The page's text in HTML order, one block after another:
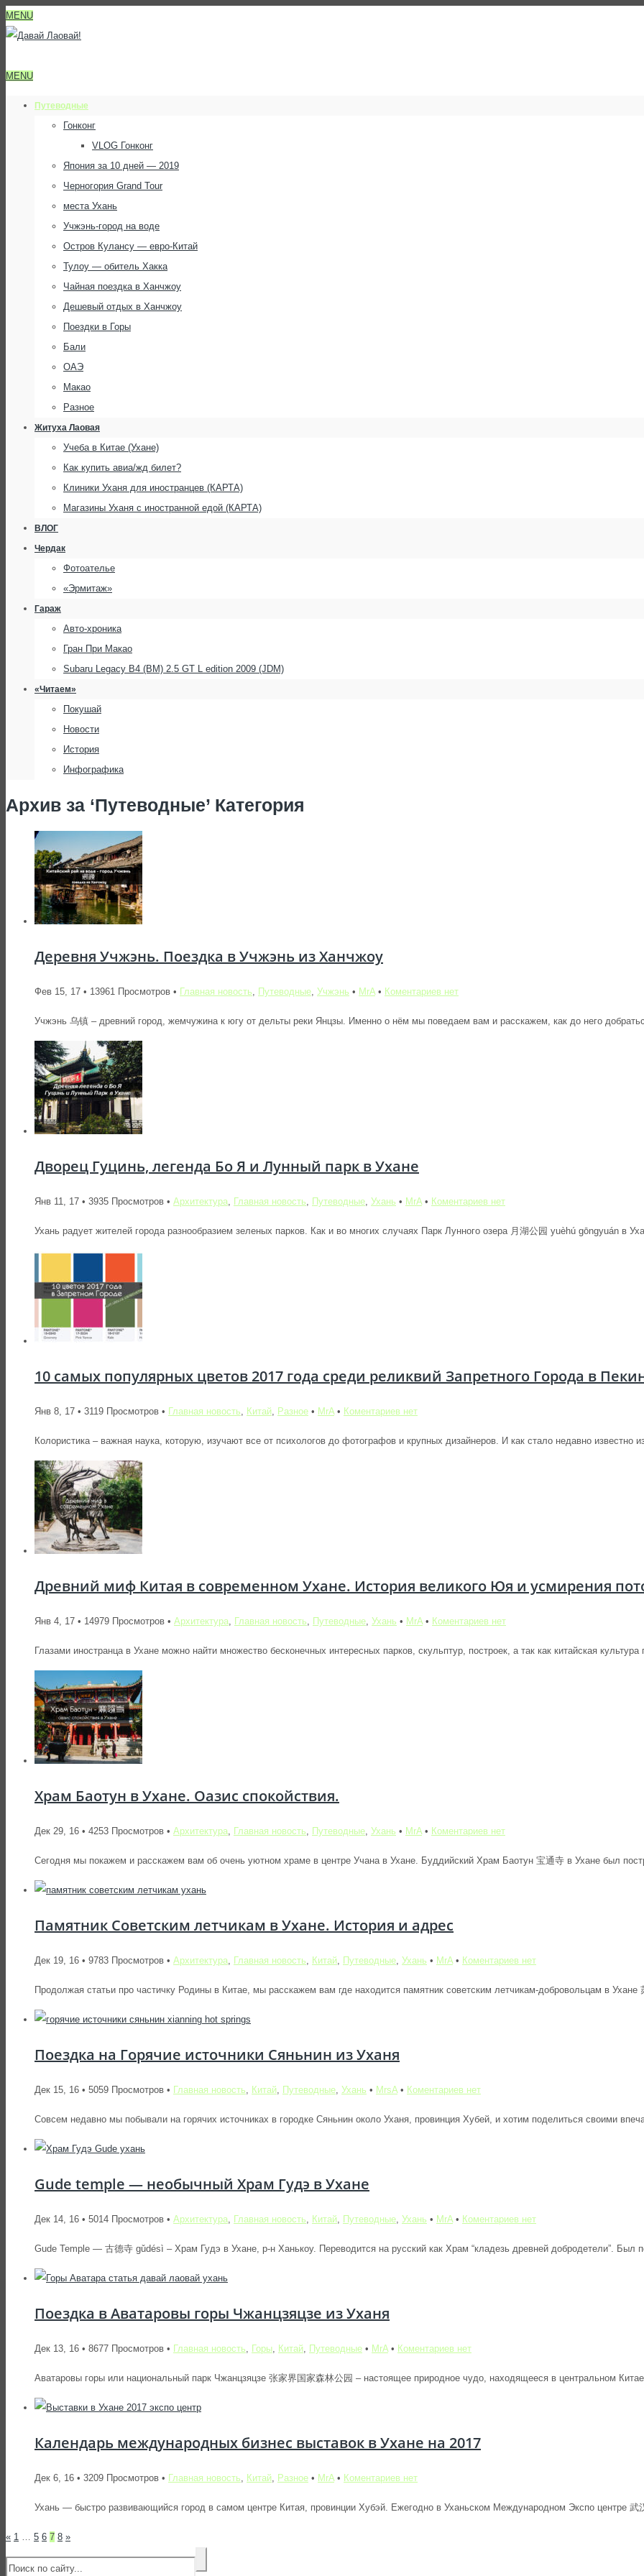
MENU
MENU
Путеводные
Гонконг
VLOG Гонконг
Япония за 10 дней — 2019
Черногория Grand Tour
места Ухань
Учжэнь-город на воде
Остров Кулансу — евро-Китай
Тулоу — обитель Хакка
Чайная поездка в Ханчжоу
Дешевый отдых в Ханчжоу
Поездки в Горы
Бали
ОАЭ
Макао
Разное
Житуха Лаовая
Учеба в Китае (Ухане)
Как купить авиа/жд билет?
Клиники Уханя для иностранцев (КАРТА)
Магазины Уханя с иностранной едой (КАРТА)
ВЛОГ
Чердак
Фотоателье
«Эрмитаж»
Гараж
Авто-хроника
Гран При Макао
Subaru Legacy B4 (BM) 2.5 GT L edition 2009 (JDM)
«Читаем»
Покушай
Новости
История
Инфографика
Архив за ‘Путеводные’ Категория
Деревня Учжэнь. Поездка в Учжэнь из Ханчжоу
Фев 15, 17 • 13961 Просмотров • Главная новость Путеводные Учжэнь • MrA • Коментариев нет
Учжэнь 乌镇 – древний город, жемчужина к югу от дельты реки Янцзы. Именно о нём мы поведаем вам и расскажем, как до него
Дворец Гуцинь, легенда Бо Я и Лунный парк в Ухане
Янв 11, 17 • 3935 Просмотров • Архитектура Главная новость Путеводные Ухань • MrA • Коментариев нет
Ухань радует жителей города разнообразием зеленых парков. Как и во многих случаях Парк Лунного озера 月湖公园 yuèhú gōngyuán в
10 самых популярных цветов 2017 года среди реликвий Запретного Города в
Янв 8, 17 • 3119 Просмотров • Главная новость Китай Разное • MrA • Коментариев нет
Колористика – важная наука, которую, изучают все от психологов до фотографов и крупных дизайнеров. И как стало недавно известно
Древний миф Китая в современном Ухане. История великого Юя и усмирения
Янв 4, 17 • 14979 Просмотров • Архитектура Главная новость Путеводные Ухань • MrA • Коментариев нет
Глазами иностранца в Ухане можно найти множество бесконечных интересных парков, скульптур, построек, а так как китайская культура
Храм Баотун в Ухане. Оазис спокойствия.
Дек 29, 16 • 4253 Просмотров • Архитектура Главная новость Путеводные Ухань • MrA • Коментариев нет
Сегодня мы покажем и расскажем вам об очень уютном храме в центре Учана в Ухане. Буддийский Храм Баотун 宝通寺 в Ухане был
Памятник Советским летчикам в Ухане. История и адрес
Дек 19, 16 • 9783 Просмотров • Архитектура Главная новость Китай Путеводные Ухань • MrA • Коментариев нет
Продолжая статьи про частичку Родины в Китае, мы расскажем вам где находится памятник советским летчикам-добровольцам в Ухане
Поездка на Горячие источники Сяньнин из Уханя
Дек 15, 16 • 5059 Просмотров • Главная новость Китай Путеводные Ухань • MrsA • Коментариев нет
Совсем недавно мы побывали на горячих источниках в городке Сяньнин около Уханя, провинция Хубей, и хотим поделиться своими
Gude temple — необычный Храм Гудэ в Ухане
Дек 14, 16 • 5014 Просмотров • Архитектура Главная новость Китай Путеводные Ухань • MrA • Коментариев нет
Gude Temple — 古德寺 gǔdésì – Храм Гудэ в Ухане, р-н Ханькоу. Переводится на русский как Храм “кладезь древней добродетели”. Был
Поездка в Аватаровы горы Чжанцзяцзе из Уханя
Дек 13, 16 • 8677 Просмотров • Главная новость Горы Китай Путеводные • MrA • Коментариев нет
Аватаровы горы или национальный парк Чжанцзяцзе 张家界国家森林公园 – настоящее природное чудо, находящееся в центральном Китае
Календарь международных бизнес выставок в Ухане на 2017
Дек 6, 16 • 3209 Просмотров • Главная новость Китай Разное • MrA • Коментариев нет
Ухань — быстро развивающийся город в самом центре Китая, провинции Хубэй. Ежегодно в Уханьском Международном Экспо центре 武
« 1 5 6 7 8 »